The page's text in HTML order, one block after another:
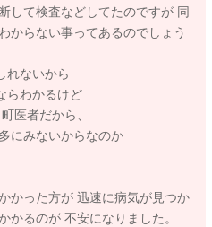
して検査などしてたのですが 同
からない事ってあるのでしょう
れないから
らわかるけど
医者だから、
にみないからなのか
かった方が 迅速に病気が見つか
かるのが 不安になりました。